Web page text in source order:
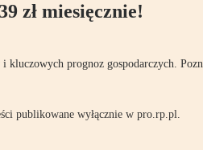
zł miesięcznie!
prognoz gospodarczych.
publikowane wyłącznie w pro.rp.pl.